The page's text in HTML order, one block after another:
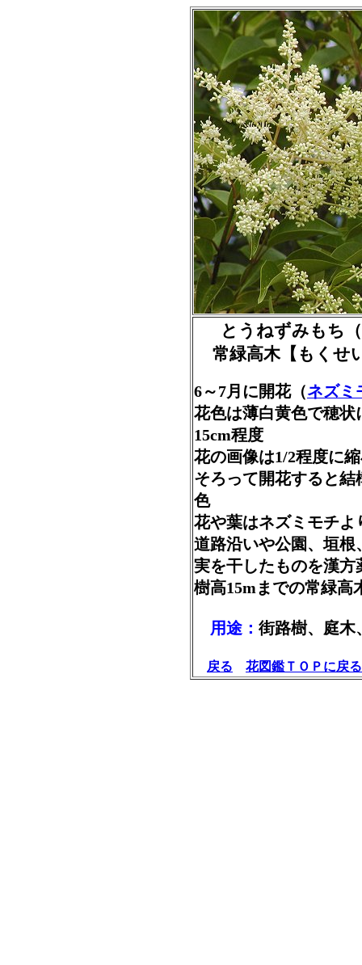
とうねずみもち
常緑高木【もくせ
6～7月に開花（ネズミ
花色は薄白黄色で穂
15cm程度
花の画像は1/2程度
そろって開花すると
色
花や葉はネズミモチ
道路沿いや公園、垣
実を干したものを漢
樹高15mまでの常
用途： 街路樹、庭木
戻る 花図鑑ＴＯＰに戻る